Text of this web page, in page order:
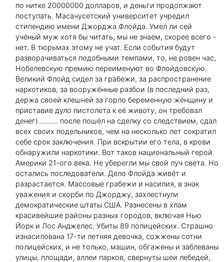
по нитке 20000000 долларов, и деньги продолжают
поступать. Масачусетский университет учредил
стипендию имени Джорджа Флойда. Умел ли сей
учёный муж хотя бы читать, мы не знаем, скорее всего -
нет. В тюрьмах этому не учат. Если события будут
разворачиваться подобными темпами, то, не ровен час,
Нобелевскую премию переименуют во Флойдовскую.
Великий Флойд сидел за грабежи, за распространение
наркотиков, за вооружённые разбои (в последний раз,
держа своей клешней за горло беременную женщину и
приставив дуло пистолета к её животу, он требовал
денег).......... после пошёл на сделку со следствием, сдал
всех своих подельников, чем на несколько лет сократил
себе срок заключения. При вскрытии его тела, в крови
обнаружили наркотики. Вот таков национальный герой
Америки 21-ого века. Не уберегли мы свой луч света. Но
остались последователи. Дело Флойда живёт и
разрастается. Массовые грабежи и насилия, в знак
уважения и скорби по Джорджу, захлестнули
демократические штаты США. Разнесены в хлам
красивейшие районы разных городов, включая Нью
Йорк и Лос Анджелес. Убиты 89 полицейских. Страшно
изнасилована 17-ти летняя девочка, сожжены сотни
полицейских, и не только, машин, обгажены и заблеваны
улицы, площади, аллеи парков, свернуты шеи лебедей,